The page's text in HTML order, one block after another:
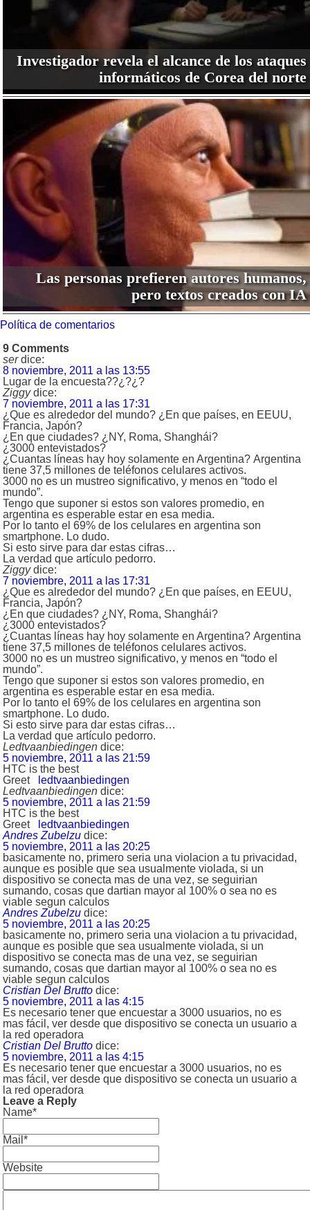
Investigador revela el alcance de los ataques
informáticos de Corea del norte
Las personas prefieren autores humanos,
pero textos creados con IA
Política de comentarios
9 Comments
ser dice:
8 noviembre, 2011 a las 13:55
Lugar de la encuesta??¿?¿?
Ziggy dice:
7 noviembre, 2011 a las 17:31
¿Que es alrededor del mundo? ¿En que países, en EEUU,
Francia, Japón?
¿En que ciudades? ¿NY, Roma, Shanghái?
¿3000 entevistados?
¿Cuantas líneas hay hoy solamente en Argentina? Argentina
tiene 37,5 millones de teléfonos celulares activos.
3000 no es un mustreo significativo, y menos en “todo el
mundo”.
Tengo que suponer si estos son valores promedio, en
argentina es esperable estar en esa media.
Por lo tanto el 69% de los celulares en argentina son
smartphone. Lo dudo.
Si esto sirve para dar estas cifras…
La verdad que artículo pedorro.
Ziggy dice:
7 noviembre, 2011 a las 17:31
¿Que es alrededor del mundo? ¿En que países, en EEUU,
Francia, Japón?
¿En que ciudades? ¿NY, Roma, Shanghái?
¿3000 entevistados?
¿Cuantas líneas hay hoy solamente en Argentina? Argentina
tiene 37,5 millones de teléfonos celulares activos.
3000 no es un mustreo significativo, y menos en “todo el
mundo”.
Tengo que suponer si estos son valores promedio, en
argentina es esperable estar en esa media.
Por lo tanto el 69% de los celulares en argentina son
smartphone. Lo dudo.
Si esto sirve para dar estas cifras…
La verdad que artículo pedorro.
Ledtvaanbiedingen dice:
5 noviembre, 2011 a las 21:59
HTC is the best
Greet
ledtvaanbiedingen
Ledtvaanbiedingen dice:
5 noviembre, 2011 a las 21:59
HTC is the best
Greet
ledtvaanbiedingen
Andres Zubelzu dice:
5 noviembre, 2011 a las 20:25
basicamente no, primero seria una violacion a tu privacidad,
aunque es posible que sea usualmente violada, si un
dispositivo se conecta mas de una vez, se seguirian
sumando, cosas que dartian mayor al 100% o sea no es
viable segun calculos
Andres Zubelzu dice:
5 noviembre, 2011 a las 20:25
basicamente no, primero seria una violacion a tu privacidad,
aunque es posible que sea usualmente violada, si un
dispositivo se conecta mas de una vez, se seguirian
sumando, cosas que dartian mayor al 100% o sea no es
viable segun calculos
Cristian Del Brutto dice:
5 noviembre, 2011 a las 4:15
Es necesario tener que encuestar a 3000 usuarios, no es
mas fácil, ver desde que dispositivo se conecta un usuario a
la red operadora
Cristian Del Brutto dice:
5 noviembre, 2011 a las 4:15
Es necesario tener que encuestar a 3000 usuarios, no es
mas fácil, ver desde que dispositivo se conecta un usuario a
la red operadora
Leave a Reply
Name*
Mail*
Website